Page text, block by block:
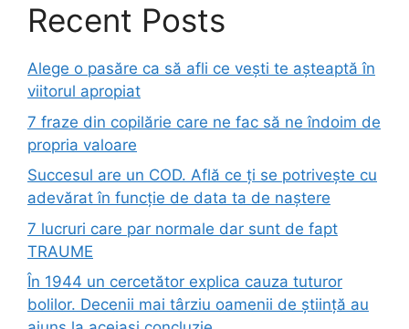
Recent Posts
Alege o pasăre ca să afli ce vești te așteaptă în
viitorul apropiat
7 fraze din copilărie care ne fac să ne îndoim de
propria valoare
Succesul are un COD. Află ce ți se potrivește cu
adevărat în funcție de data ta de naștere
7 lucruri care par normale dar sunt de fapt
TRAUME
În 1944 un cercetător explica cauza tuturor
bolilor. Decenii mai târziu oamenii de știință au